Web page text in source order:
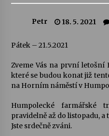
Vernisáž
kapkou
Veselí
30. 7. 2026
Pozvánka na
šedesátka: 28.
28. 7. 2026
Petr 18. 5. 2021
Pátek – 21.5.2021
Zveme Vás na první letošní
které se budou konat již
na Horním náměstí v
Humpolecké farmářské
pravidelně až do listopadu, a
Jste srdečně zváni.